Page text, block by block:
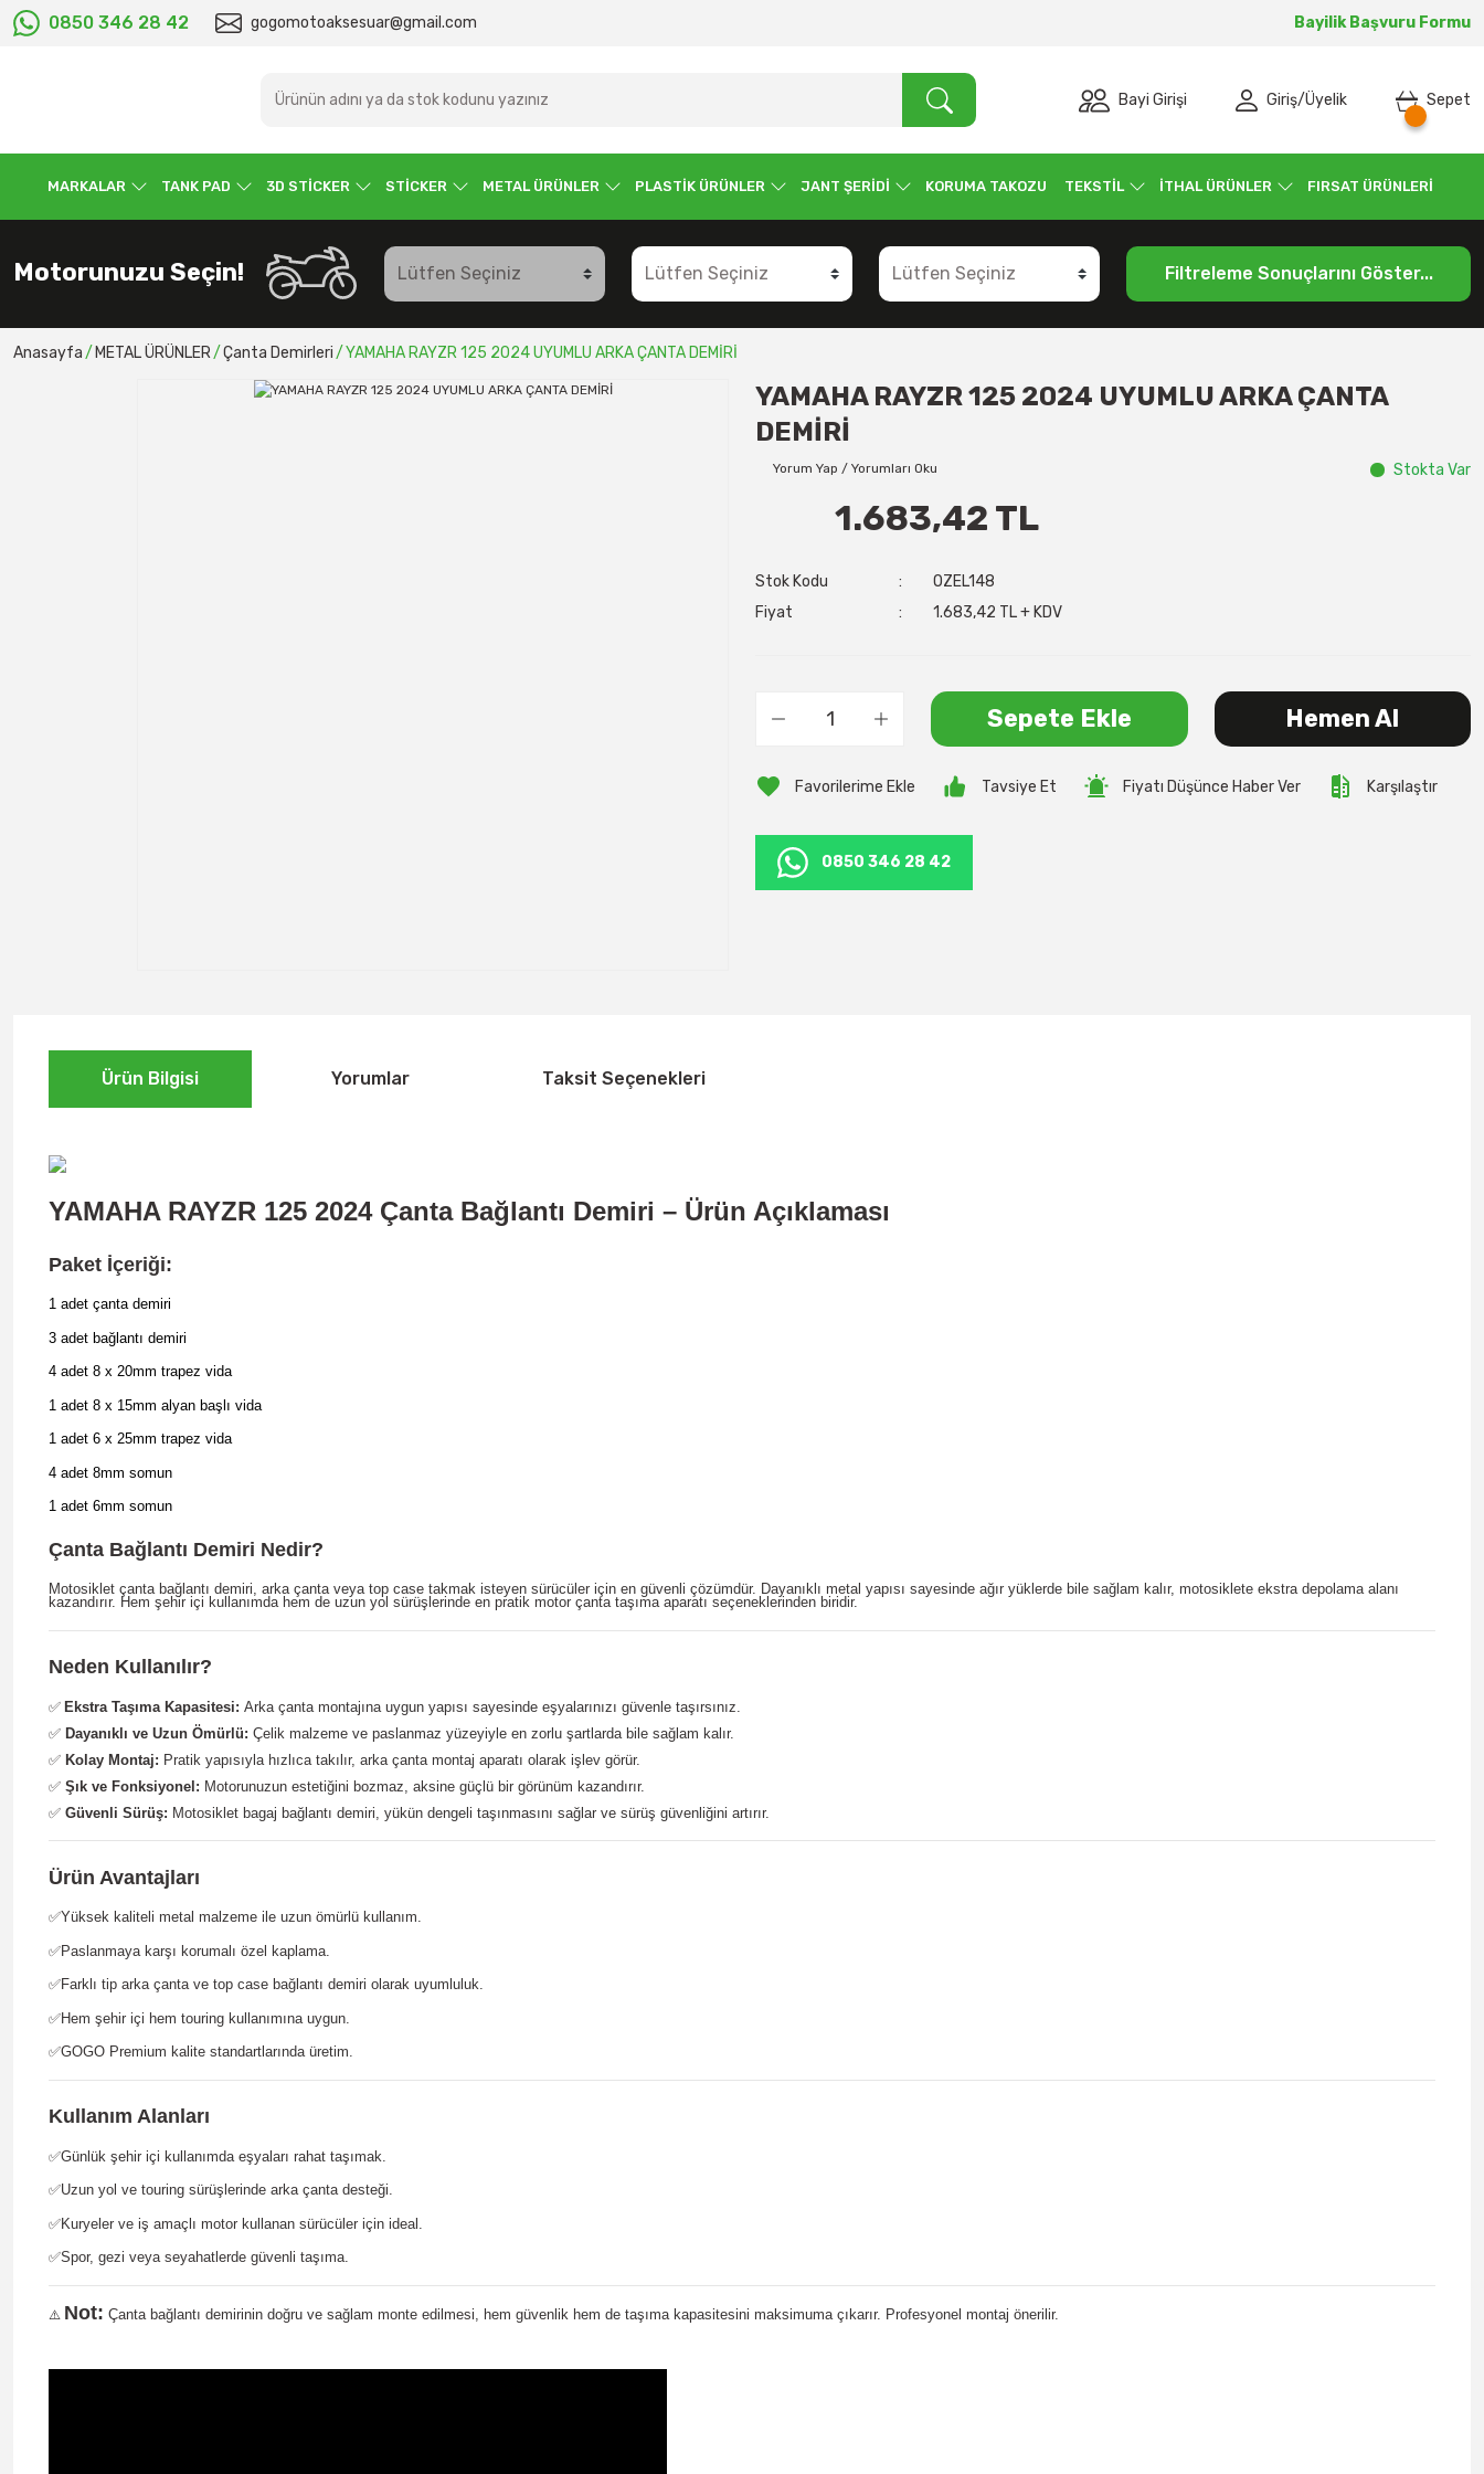
0850 346 28 42 gogomotoaksesuar@gmail.com Bayilik Başvuru Formu
Bayi Girişi Giriş/Üyelik Sepet
MARKALAR TANK PAD 3D STİCKER STİCKER METAL ÜRÜNLER PLASTİK ÜRÜNLER JANT ŞERİDİ KORUMA TAKOZU TEKSTİL İTHAL ÜRÜNLER FIRSAT ÜRÜNLERİ
Motorunuzu Seçin! Filtreleme Sonuçlarını Göster...
Anasayfa METAL ÜRÜNLER Çanta Demirleri YAMAHA RAYZR 125 2024 UYUMLU ARKA ÇANTA DEMİRİ
YAMAHA RAYZR 125 2024 UYUMLU ARKA ÇANTA
DEMİRİ
Yorum Yap / Yorumları Oku Stokta Var
1.683,42 TL
Stok Kodu
OZEL148
Fiyat
1.683,42 TL + KDV
Sepete Ekle Hemen Al
Tavsiye Et Fiyatı Düşünce Haber Ver Karşılaştır
0850 346 28 42
Ürün Bilgisi Yorumlar Taksit Seçenekleri
YAMAHA RAYZR 125 2024Çanta Bağlantı Demiri – Ürün Açıklaması
Paket İçeriği:
1 adet çanta demiri
3 adet bağlantı demiri
4 adet 8 x 20mm trapez vida
1 adet 8 x 15mm alyan başlı vida
1 adet 6 x 25mm trapez vida
4 adet 8mm somun
1 adet 6mm somun
Çanta Bağlantı Demiri Nedir?
Motosiklet çanta bağlantı demiri, arka çanta veya top case takmak isteyen sürücüler için en güvenli çözümdür. Dayanıklı metal yapısı sayesinde ağır yüklerde bile sağlam kalır, motosiklete ekstra depolama alanı
kazandırır. Hem şehir içi kullanımda hem de uzun yol sürüşlerinde en pratik motor çanta taşıma aparatı seçeneklerinden biridir.
Neden Kullanılır?
✅ Ekstra Taşıma Kapasitesi: Arka çanta montajına uygun yapısı sayesinde eşyalarınızı güvenle taşırsınız.
✅ Dayanıklı ve Uzun Ömürlü: Çelik malzeme ve paslanmaz yüzeyiyle en zorlu şartlarda bile sağlam kalır.
✅ Kolay Montaj: Pratik yapısıyla hızlıca takılır, arka çanta montaj aparatı olarak işlev görür.
✅ Şık ve Fonksiyonel: Motorunuzun estetiğini bozmaz, aksine güçlü bir görünüm kazandırır.
✅ Güvenli Sürüş: Motosiklet bagaj bağlantı demiri, yükün dengeli taşınmasını sağlar ve sürüş güvenliğini artırır.
Ürün Avantajları
✅Yüksek kaliteli metal malzeme ile uzun ömürlü kullanım.
✅Paslanmaya karşı korumalı özel kaplama.
✅Farklı tip arka çanta ve top case bağlantı demiri olarak uyumluluk.
✅Hem şehir içi hem touring kullanımına uygun.
✅GOGO Premium kalite standartlarında üretim.
Kullanım Alanları
✅Günlük şehir içi kullanımda eşyaları rahat taşımak.
✅Uzun yol ve touring sürüşlerinde arka çanta desteği.
✅Kuryeler ve iş amaçlı motor kullanan sürücüler için ideal.
✅Spor, gezi veya seyahatlerde güvenli taşıma.
⚠️ Not: Çanta bağlantı demirinin doğru ve sağlam monte edilmesi, hem güvenlik hem de taşıma kapasitesini maksimuma çıkarır. Profesyonel montaj önerilir.